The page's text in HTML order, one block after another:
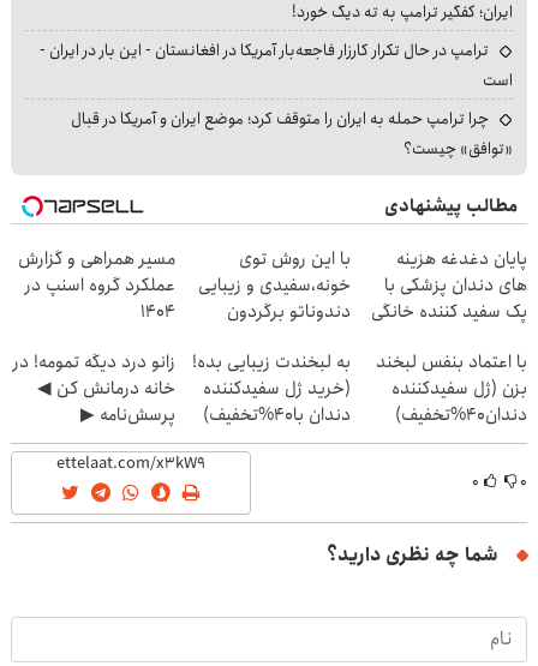
ایران؛ کفگیر ترامپ به ته دیگ خورد!
ترامپ در حال تکرار کارزار فاجعه‌بار آمریکا در افغانستان - این بار در ایران -
است
چرا ترامپ حمله به ایران را متوقف کرد؛ موضع ایران و آمریکا در قبال
«توافق» چیست؟
مطالب پیشنهادی
پایان دغدغه هزینه
های دندان پزشکی با
پک سفید کننده خانگی
با این روش توی
خونه،سفیدی و زیبایی
دندوناتو برگردون
مسیر همراهی و گزارش
عملکرد گروه اسنپ در
۱۴۰۴
با اعتماد بنفس لبخند
بزن (ژل سفیدکننده
دندان40%تخفیف)
به لبخندت زیبایی بده!
(خرید ژل سفیدکننده
دندان با40%تخفیف)
زانو درد دیگه تمومه! در
خانه درمانش کن ◀
پرسش‌نامه ▶
۰ ۰
شما چه نظری دارید؟